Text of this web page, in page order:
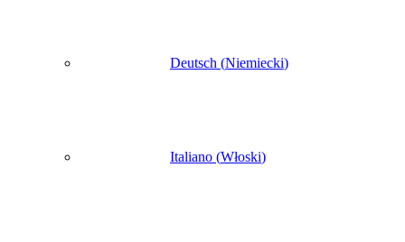
Deutsch (Niemiecki)
Italiano (Włoski)